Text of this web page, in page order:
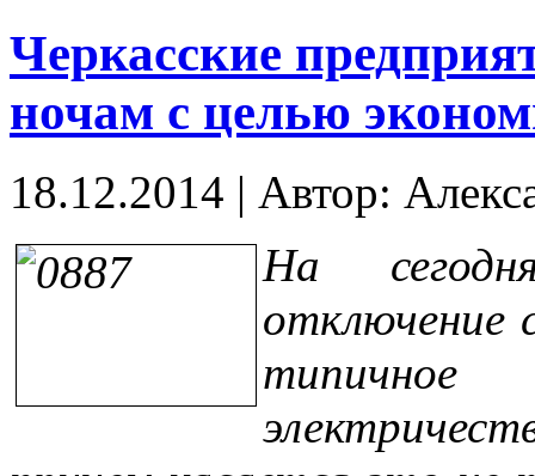
Черкасские
ночам с целью
18.12.2014 | Автор:
На
отключение